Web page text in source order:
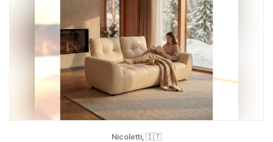
Nicoletti, 🇮🇹